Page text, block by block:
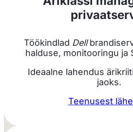
Töökindlad Dell
halduse, monitooringu ja
Ideaalne lahendus
jaoks.
Teenusest